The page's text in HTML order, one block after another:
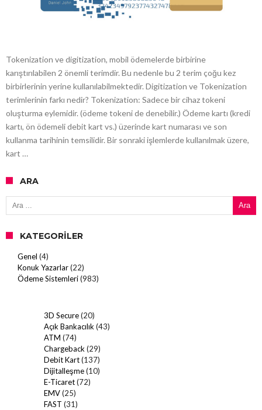
Tokenization ve digitization, mobil ödemelerde birbirine
karıştırılabilen 2 önemli terimdir. Bu nedenle bu 2 terim çoğu kez
birbirlerinin yerine kullanılabilmektedir. Digitization ve Tokenization
terimlerinin farkı nedir? Tokenization: Sadece bir cihaz tokeni
oluşturma eylemidir. (ödeme tokeni de denebilir.) Ödeme kartı (kredi
kartı, ön ödemeli debit kart vs.) üzerinde kart numarası ve son
kullanma tarihinin temsilidir. Bir sonraki işlemlerde kullanılmak üzere,
kart …
ARA
Arama:
KATEGORILER
Genel (4)
Konuk Yazarlar(22)
Ödeme Sistemleri(983)
3D Secure(20)
Açık Bankacılık (43)
ATM (74)
Chargeback (29)
Debit Kart(137)
Dijitalleşme(10)
E-Ticaret(72)
EMV(25)
FAST (31)